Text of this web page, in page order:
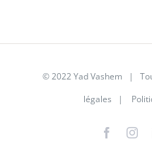
© 2022 Yad Vashem |
légales |